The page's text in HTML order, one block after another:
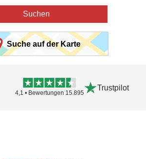
Suchen
Suche auf der Karte
4,1 • Bewertungen 15.895
Trustpilot